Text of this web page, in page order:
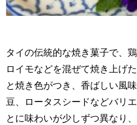
タイの伝統的な焼き菓子で、
ロイモなどを混ぜて焼き上げ
と焼き色がつき、香ばしい風
豆、ロータスシードなどバリ
とに味わいが少しずつ異なり